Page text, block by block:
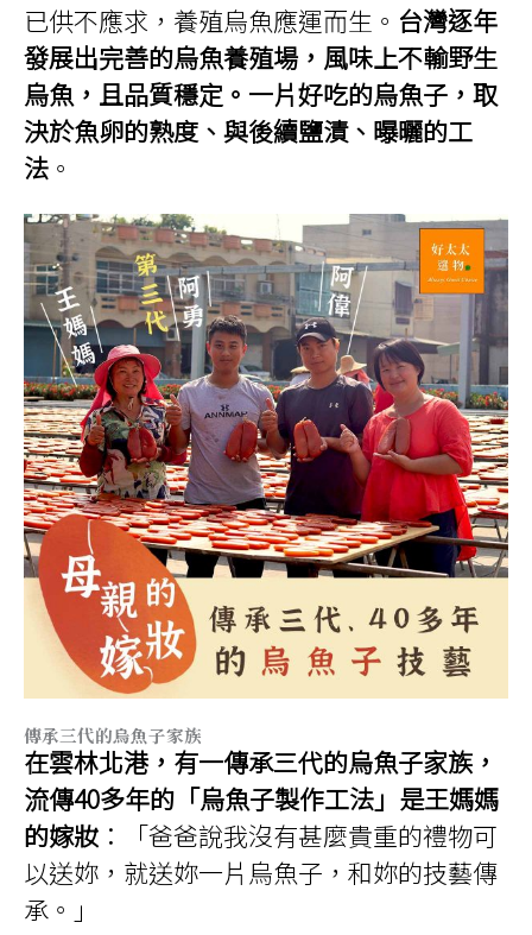
已供不應求，養殖烏魚應運而生。 台灣逐年
發展出完善的烏魚養殖場，風味上不輸野生
烏魚，且品質穩定。一片好吃的烏魚子，取
決於魚卵的熟度、與後續鹽漬、曝曬的工
法 。
傳承三代的烏魚子家族
在雲林北港，有一傳承三代的烏魚子家族，
流傳40多年的「烏魚子製作工法」是王媽媽
的嫁妝 ：「爸爸說我沒有甚麼貴重的禮物可
以送妳，就送妳一片烏魚子，和妳的技藝傳
承。」